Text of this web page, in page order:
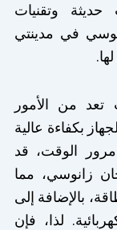
وتقنيات
في مدينتي
تعد من الأمور
بكفاءة عالية
الوقت، قد
زانوسي، مما
بالإضافة إلى
لذا، فإن